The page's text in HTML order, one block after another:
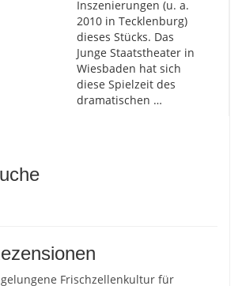
Inszenierungen (u. a.
2010 in Tecklenburg)
dieses Stücks. Das
Junge Staatstheater in
Wiesbaden hat sich
diese Spielzeit des
dramatischen …
gelungene Frischzellenkultur für